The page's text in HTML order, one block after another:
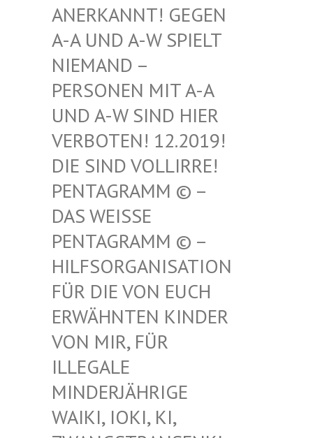
RKANNT! GEGEN A-A
UND A-W SPIELT NIE
MAND – PER
SONEN MIT A-A UND
A-W SIND HIER VER
BOTEN! 12.2019! DIE
SIND VOLLIRRE! PEN
TAGRAMM © – DAS
WEISSE PENT
AGRAMM © – HILF
SORGANISATION FÜR
DIE VON EUCH ERWÄ
HNTEN KINDER VON
MIR, FÜR ILLE
GALE MIND
ERJÄHRIGE WAIK
I, IOKI, KI, ZWAN